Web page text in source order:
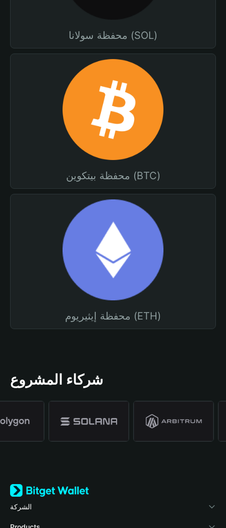
محفظة سولانا (SOL)
محفظة بيتكوين (BTC)
محفظة إيثيريوم (ETH)
شركاء المشروع
الشركة